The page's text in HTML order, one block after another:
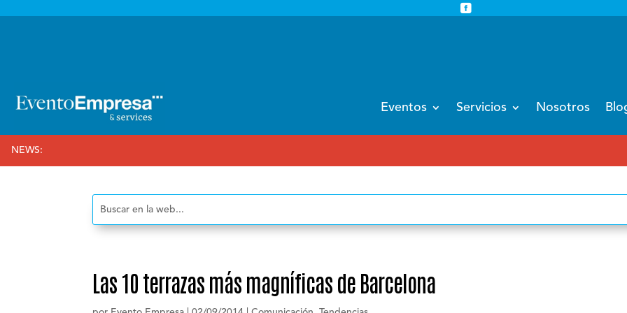

Eventos Servicios Nosotros
NEWS: EVENTOS
Las 10 terrazas más magníficas de Barcelona